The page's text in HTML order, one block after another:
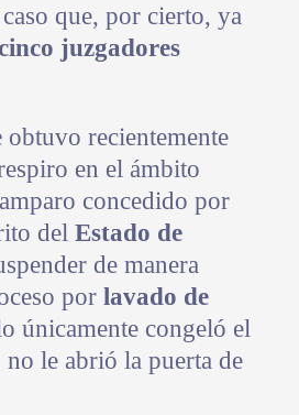
que, por cierto, ya
juzgadores
obtuvo recientemente
en el ámbito
concedido por
del Estado de
de manera
por lavado de
únicamente congeló el
le abrió la puerta de